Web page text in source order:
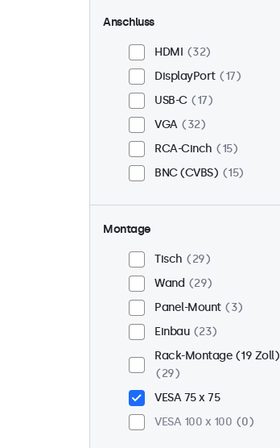
Anschluss
HDMI
32
DisplayPort
17
USB-C
17
VGA
32
RCA-Cinch
15
BNC (CVBS)
15
Montage
Tisch
29
Wand
29
Panel-Mount
3
Einbau
23
Rack-Montage (19 Zoll)
29
VESA 75 x 75
VESA 100 x 100
0